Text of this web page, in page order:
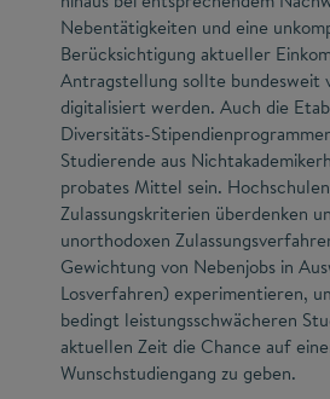
Nebentätigkeiten und eine
Berücksichtigung aktueller
Antragstellung sollte bundesweit
digitalisiert werden. Auch die
Diversitäts-
Studierende aus
probates Mittel sein.
Zulassungskriterien überdenken
unorthodoxen
Gewichtung von Nebenjobs in
Losverfahren) experimentieren,
bedingt leistungsschwächeren
aktuellen Zeit die Chance auf
Wunschstudiengang zu geben.